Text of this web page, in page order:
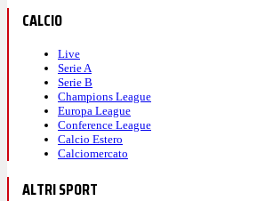
CALCIO
Live
Serie A
Serie B
Champions League
Europa League
Conference League
Calcio Estero
Calciomercato
ALTRI SPORT